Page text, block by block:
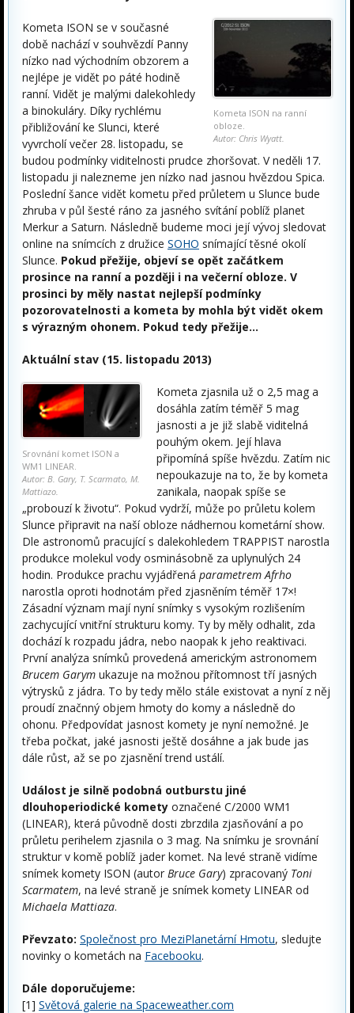
Kometa ISON na ranní
obloze.
Autor: Chris Wyatt.
Kometa ISON se v současné
době nachází v souhvězdí Panny
nízko nad východním obzorem a
nejlépe je vidět po páté hodině
ranní. Vidět je malými dalekohledy
a binokuláry. Díky rychlému
přibližování ke Slunci, které
vyvrcholí večer 28. listopadu, se
budou podmínky viditelnosti prudce zhoršovat. V neděli 17.
listopadu ji nalezneme jen nízko nad jasnou hvězdou Spica.
Poslední šance vidět kometu před průletem u Slunce bude
zhruba v půl šesté ráno za jasného svítání poblíž planet
Merkur a Saturn. Následně budeme moci její vývoj sledovat
online na snímcích z družice SOHO snímající těsné okolí
Slunce. Pokud přežije, objeví se opět začátkem
prosince na ranní a později i na večerní obloze. V
prosinci by měly nastat nejlepší podmínky
pozorovatelnosti a kometa by mohla být vidět okem
s výrazným ohonem. Pokud tedy přežije…
Aktuální stav (15. listopadu 2013)
Srovnání komet ISON a
WM1 LINEAR.
Autor: B. Gary, T. Scarmato, M.
Mattiazo.
Kometa zjasnila už o 2,5 mag a
dosáhla zatím téměř 5 mag
jasnosti a je již slabě viditelná
pouhým okem. Její hlava
připomíná spíše hvězdu. Zatím nic
nepoukazuje na to, že by kometa
zanikala, naopak spíše se
„probouzí k životu“. Pokud vydrží, může po průletu kolem
Slunce připravit na naší obloze nádhernou kometární show.
Dle astronomů pracující s dalekohledem TRAPPIST narostla
produkce molekul vody osminásobně za uplynulých 24
hodin. Produkce prachu vyjádřená parametrem Afrho
narostla oproti hodnotám před zjasněním téměř 17×!
Zásadní význam mají nyní snímky s vysokým rozlišením
zachycující vnitřní strukturu komy. Ty by měly odhalit, zda
dochází k rozpadu jádra, nebo naopak k jeho reaktivaci.
První analýza snímků provedená americkým astronomem
Brucem Garym ukazuje na možnou přítomnost tří jasných
výtrysků z jádra. To by tedy mělo stále existovat a nyní z něj
proudí značnný objem hmoty do komy a následně do
ohonu. Předpovídat jasnost komety je nyní nemožné. Je
třeba počkat, jaké jasnosti ještě dosáhne a jak bude jas
dále růst, až se po zjasnění trend ustálí.
Událost je silně podobná outburstu jiné
dlouhoperiodické komety označené C/2000 WM1
(LINEAR), která původně dosti zbrzdila zjasňování a po
průletu perihelem zjasnila o 3 mag. Na snímku je srovnání
struktur v komě poblíž jader komet. Na levé straně vidíme
snímek komety ISON (autor Bruce Gary) zpracovaný Toni
Scarmatem, na levé straně je snímek komety LINEAR od
Michaela Mattiaza.
Převzato: Společnost pro MeziPlanetární Hmotu, sledujte
novinky o kometách na Facebooku.
Dále doporučujeme:
[1] Světová galerie na Spaceweather.com